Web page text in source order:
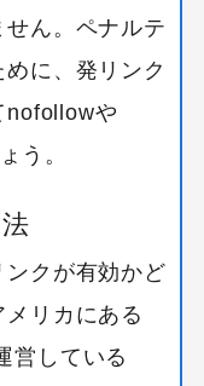
ん。ペナルテ
に、発リンク
nofollowや
う。
クが有効かど
リカにある
営している